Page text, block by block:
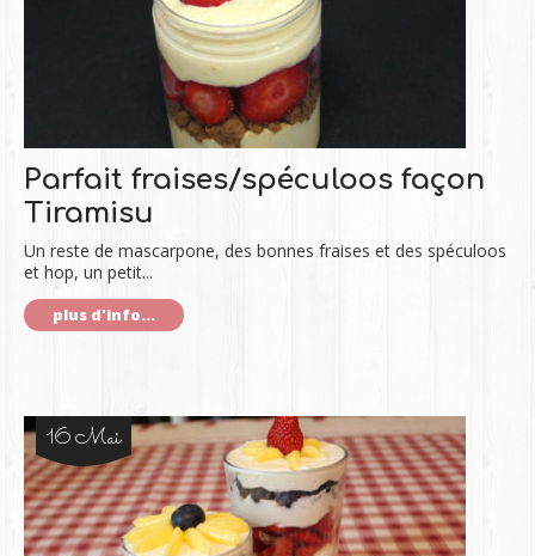
Parfait fraises/spéculoos façon
Tiramisu
Un reste de mascarpone, des bonnes fraises et des spéculoos
et hop, un petit...
plus d'info...
16 Mai